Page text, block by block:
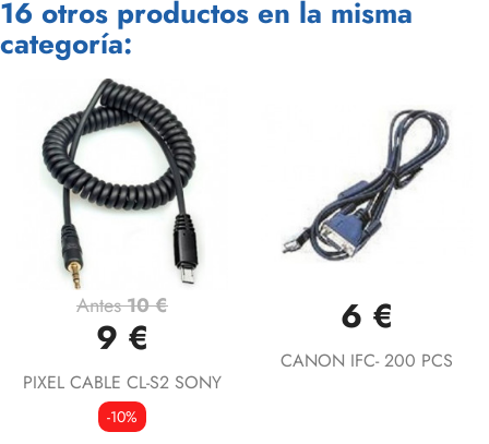
16 otros productos en la misma
categoría:
Antes10 €
9 €
PIXEL CABLE CL-S2 SONY
-10%
6 €
CANON IFC- 200 PCS